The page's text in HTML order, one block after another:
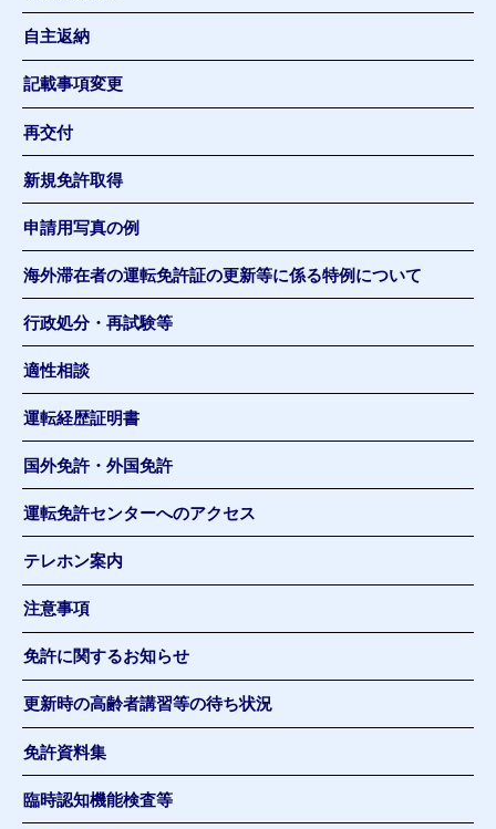
自主返納
記載事項変更
再交付
新規免許取得
申請用写真の例
海外滞在者の運転免許証の更新等に係る特例について
行政処分・再試験等
適性相談
運転経歴証明書
国外免許・外国免許
運転免許センターへのアクセス
テレホン案内
注意事項
免許に関するお知らせ
更新時の高齢者講習等の待ち状況
免許資料集
臨時認知機能検査等